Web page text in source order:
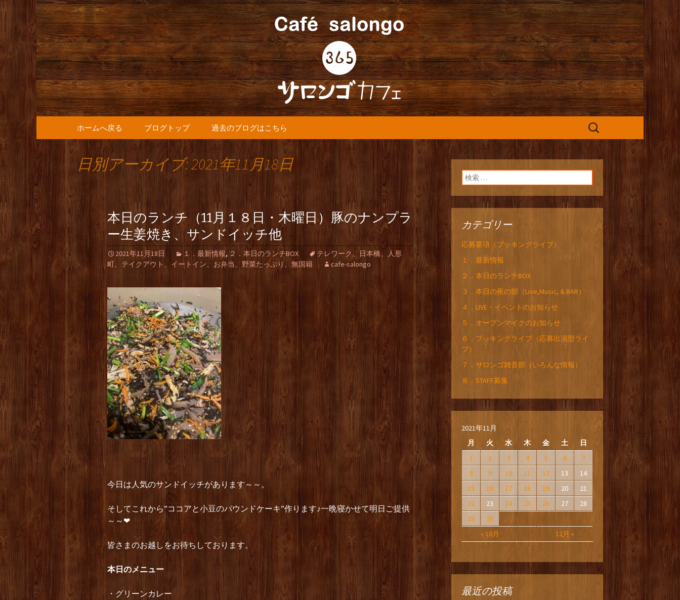
人形町の『365(サロンゴ)カフェ』よりお
知らせ
人形町の音楽カフェ『365カフェ』より最新情報をお届けします。
コンテンツへ移動
ホームへ戻る ブログトップ 過去のブログはこちら
検
日別アーカイブ: 2021年11月18日
本日のランチ（11月１８日・木曜日）豚のナンプラ
ー生姜焼き、サンドイッチ他
2021年11月18日 １．最新情報, ２．本日のランチBOX
テレワーク、日本橋、人形
町、テイクアウト、イートイン、お弁当、野菜たっぷり、無国籍
cafe-salongo
今日は人気のサンドイッチがあります～～。
そしてこれから”ココアと小豆のパウンドケーキ”作ります♪一晩寝かせて明日ご提供
～～❤
皆さまのお越しをお待ちしております。
本日のメニュー
・グリーンカレー
検索:
カテゴリー
応募要項（ブッキングライブ）
１．最新情報
２．本日のランチBOX
３．本日の夜の部（Live,Music, & BAR）
４．LIVE・イベントのお知らせ
５．オープンマイクのお知らせ
６．ブッキングライブ（応募出演型ライ
ブ）
７．サロンゴ雑音部（いろんな情報）
８．STAFF募集
2021年11月
月
火 水 木 金 土 日
« 10月 12月 »
1 2 3 4 5 6
7
8
9 10 11 12 13
14
15
16 17 18 19 20
21
22
23 24 25 26 27
28
29
30
最近の投稿